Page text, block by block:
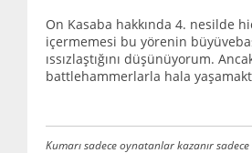
On Kasaba hakkında 4. nesilde
içermemesi bu yörenin
ıssızlaştığını düşünüyorum.
battlehammerlarla hala
Kumarı sadece oynatanlar kazanır